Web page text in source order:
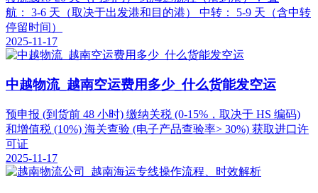
航： 3-6 天（取决于出发港和目的港） 中转： 5-9 天（含中转
停留时间）
2025-11-17
中越物流_越南空运费用多少_什么货能发空运
预申报 (到货前 48 小时) 缴纳关税 (0-15%，取决于 HS 编码)
和增值税 (10%) 海关查验 (电子产品查验率> 30%) 获取进口许
可证
2025-11-17